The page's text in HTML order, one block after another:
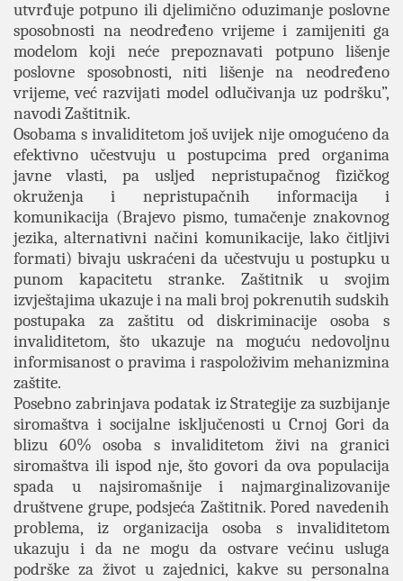
utvrđuje potpuno ili djelimično oduzimanje poslovne
sposobnosti na neodređeno vrijeme i zamijeniti ga
modelom koji neće prepoznavati potpuno lišenje
poslovne sposobnosti, niti lišenje na neodređeno
vrijeme, već razvijati model odlučivanja uz podršku”,
navodi Zaštitnik.
Osobama s invaliditetom još uvijek nije omogućeno da
efektivno učestvuju u postupcima pred organima
javne vlasti, pa usljed nepristupačnog fizičkog
okruženja i nepristupačnih informacija i
komunikacija (Brajevo pismo, tumačenje znakovnog
jezika, alternativni načini komunikacije, lako čitljivi
formati) bivaju uskraćeni da učestvuju u postupku u
punom kapacitetu stranke. Zaštitnik u svojim
izvještajima ukazuje i na mali broj pokrenutih sudskih
postupaka za zaštitu od diskriminacije osoba s
invaliditetom, što ukazuje na moguću nedovoljnu
informisanost o pravima i raspoloživim mehanizmina
zaštite.
Posebno zabrinjava podatak iz Strategije za suzbijanje
siromaštva i socijalne isključenosti u Crnoj Gori da
blizu 60% osoba s invaliditetom živi na granici
siromaštva ili ispod nje, što govori da ova populacija
spada u najsiromašnije i najmarginalizovanije
društvene grupe, podsjeća Zaštitnik. Pored navedenih
problema, iz organizacija osoba s invaliditetom
ukazuju i da ne mogu da ostvare većinu usluga
podrške za život u zajednici, kakve su personalna